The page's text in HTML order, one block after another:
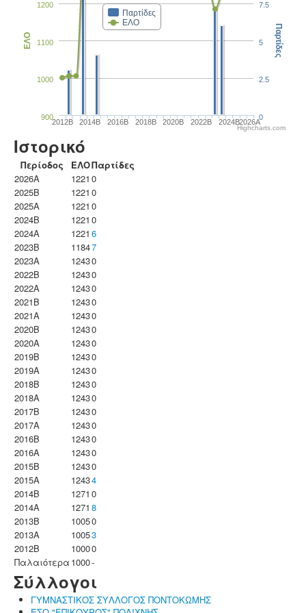
Παρτίδες
ΕΛΟ
2012B 2014B 2016B 2018B 2020B 2022B 2024B2026A
900
1000
1100
1200
ΕΛΟ
0
2.5
5
7.5
Παρτίδες
Highcharts.com
Ιστορικό
Περίοδος ΕΛΟΠαρτίδες
2026A
1221 0
2025B
1221 0
2025A
1221 0
2024B
1221 0
2024A
1221 6
2023B
11847
2023Α
12430
2022B
12430
2022A
12430
2021B
12430
2021A
12430
2020B
12430
2020A
12430
2019B
12430
2019A
12430
2018B
12430
2018A
12430
2017B
12430
2017A
12430
2016B
12430
2016A
12430
2015B
12430
2015A
12434
2014B
1271 0
2014A
1271 8
2013B
10050
2013A
10053
2012B
10000
Παλαιότερα 1000-
Σύλλογοι
ΓΥΜΝΑΣΤΙΚΟΣ ΣΥΛΛΟΓΟΣ ΠΟΝΤΟΚΩΜΗΣ